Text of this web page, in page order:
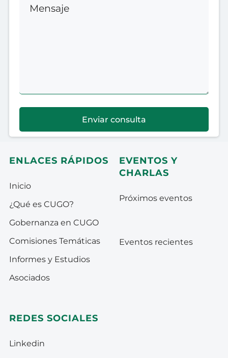
Enviar consulta
ENLACES RÁPIDOS
Inicio
¿Qué es CUGO?
Gobernanza en CUGO
Comisiones Temáticas
Informes y Estudios
Asociados
EVENTOS Y
CHARLAS
Próximos eventos
Eventos recientes
REDES SOCIALES
Linkedin